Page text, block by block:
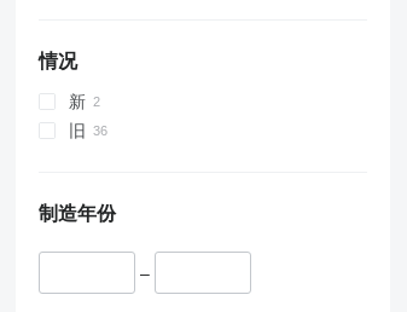
情况
新
旧
制造年份
–